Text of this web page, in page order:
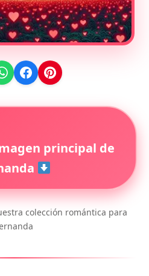
principal de
colección romántica para